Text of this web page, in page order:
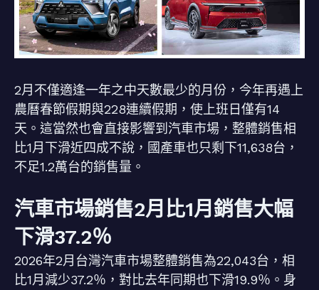
2月不僅適逢一年之中天數最少的月份，今年再遇上
農曆春節假期與228連續假期，使上班日僅有14
天。這當然也會直接影響到汽車市場，整體銷售相
比1月下滑近四成不說，國產車也只剩下11,638台，
不足1.2萬台的銷售量。
汽車市場銷售2月比1月銷售大幅
下滑37.2％
2026年2月台灣汽車市場整體銷售為22,043台，相
比1月減少37.2％，對比去年同期也下滑19.9％。身